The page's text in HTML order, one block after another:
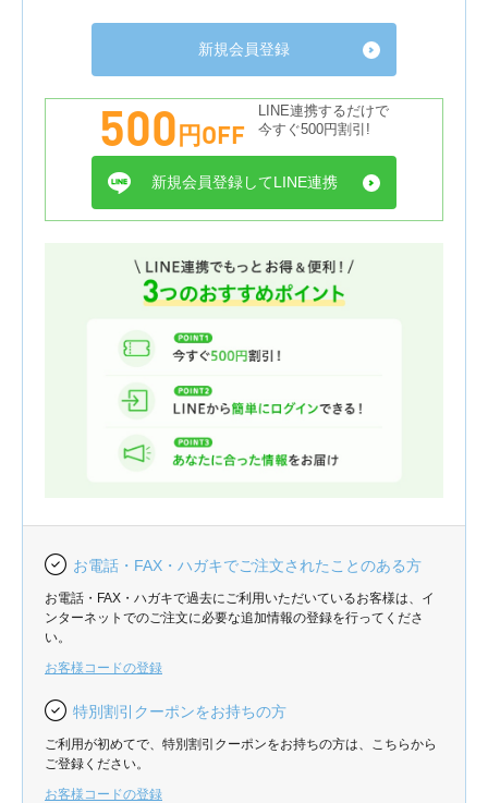
新規会員登録
500円OFF
LINE連携するだけで
今すぐ500円割引!
新規会員登録してLINE連携
お電話・FAX・ハガキでご注文されたことのある方
お電話・FAX・ハガキで過去にご利用いただいているお客様は、イ
ンターネットでのご注文に必要な追加情報の登録を行ってくださ
い。
お客様コードの登録
特別割引クーポンをお持ちの方
ご利用が初めてで、特別割引クーポンをお持ちの方は、こちらから
ご登録ください。
お客様コードの登録